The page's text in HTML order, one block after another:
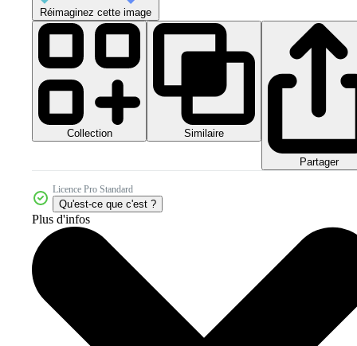
Réimaginez cette image
Collection Similaire
Partager
Licence Pro Standard
Qu'est-ce que c'est ?
Plus d'infos